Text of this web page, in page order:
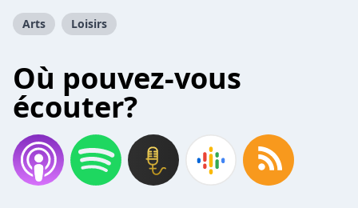
Arts Loisirs
Où pouvez-vous
écouter?